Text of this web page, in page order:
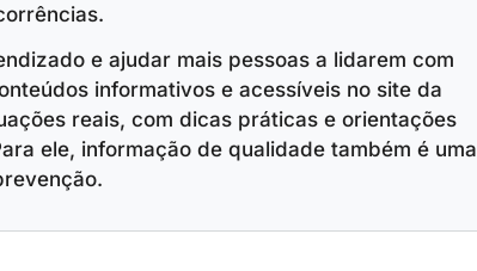
e ajudar mais pessoas a lidarem com
informativos e acessíveis no site da
reais, com dicas práticas e orientações
ele, informação de qualidade também é uma